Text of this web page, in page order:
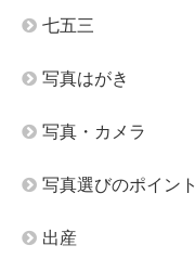
七五三
写真はがき
写真・カメラ
写真選びのポイント
出産